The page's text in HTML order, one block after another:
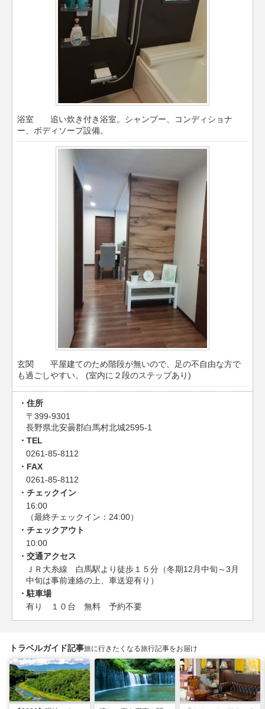
浴室 追い炊き付き浴室。シャンプー、コンディショナ
ー、ボディソープ設備。
玄関 平屋建てのため階段が無いので、足の不自由な方で
も過ごしやすい。 (室内に２段のステップあり)
住所
〒399-9301
長野県北安曇郡白馬村北城2595-1
TEL
0261-85-8112
FAX
0261-85-8112
チェックイン
16:00
（最終チェックイン：24:00）
チェックアウト
10:00
交通アクセス
ＪＲ大糸線 白馬駅より徒歩１５分（冬期12月中旬～3月
中旬は事前連絡の上、車送迎有り）
駐車場
有り １０台 無料 予約不要
トラベルガイド記事旅に行きたくなる旅行記事をお届け